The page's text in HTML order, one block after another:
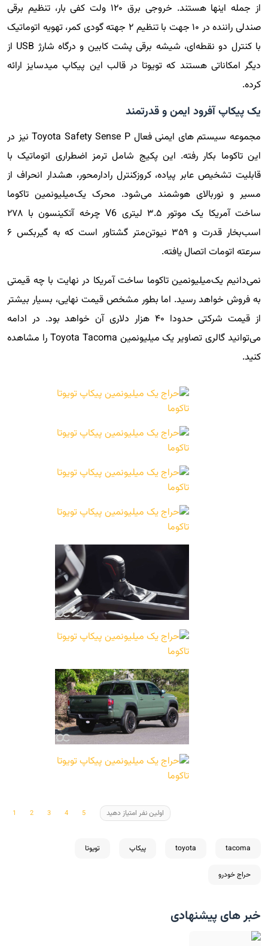
از جمله اینها هستند. خروجی برق ۱۲۰ ولت کفی بار، تنظیم برقی
صندلی راننده در ۱۰ جهت با تنظیم ۲ جهته گودی کمر، تهویه اتوماتیک
با کنترل دو نقطه‌ای، شیشه برقی پشت کابین و درگاه شارژ USB از
دیگر امکاناتی هستند که تویوتا در قالب این پیکاپ میدسایز ارائه
کرده.
یک پیکاپ آفرود ایمن و قدرتمند
مجموعه سیستم های ایمنی فعال Toyota Safety Sense P نیز در
این تاکوما بکار رفته. این پکیج شامل ترمز اضطراری اتوماتیک با
قابلیت تشخیص عابر پیاده، کروزکنترل رادارمحور، هشدار انحراف از
مسیر و نوربالای هوشمند می‌شود. محرک یک‌میلیونمین تاکوما
ساخت آمریکا یک موتور ۳.۵ لیتری V6 چرخه آتکینسون با ۲۷۸
اسب‌بخار قدرت و ۳۵۹ نیوتن‌متر گشتاور است که به گیربکس ۶
سرعته اتومات اتصال یافته.
نمی‌دانیم یک‌میلیونمین تاکوما ساخت آمریکا در نهایت با چه قیمتی
به فروش خواهد رسید. اما بطور مشخص قیمت نهایی، بسیار بیشتر
از قیمت شرکتی حدودا ۴۰ هزار دلاری آن خواهد بود. در ادامه
می‌توانید گالری تصاویر یک میلیونمین Toyota Tacoma را مشاهده
کنید.
اولین نفر امتیاز دهید
tacoma
toyota پیکاپ تویوتا
حراج خودرو
خبر های پیشنهادی